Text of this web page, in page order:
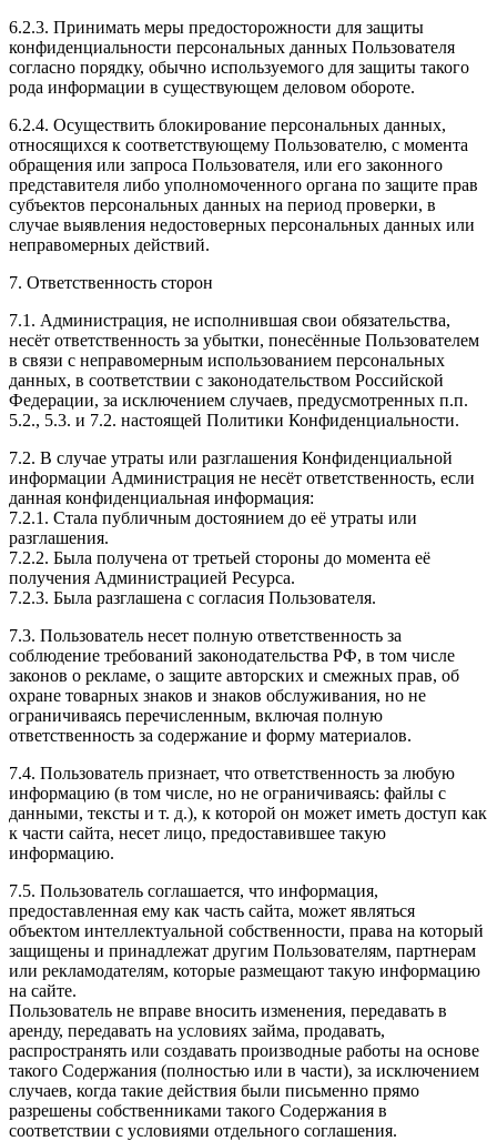
6.2.3. Принимать меры предосторожности для защиты
конфиденциальности персональных данных Пользователя
согласно порядку, обычно используемого для защиты такого
рода информации в существующем деловом обороте.
6.2.4. Осуществить блокирование персональных данных,
относящихся к соответствующему Пользователю, с момента
обращения или запроса Пользователя, или его законного
представителя либо уполномоченного органа по защите прав
субъектов персональных данных на период проверки, в
случае выявления недостоверных персональных данных или
неправомерных действий.
7. Ответственность сторон
7.1. Администрация, не исполнившая свои обязательства,
несёт ответственность за убытки, понесённые Пользователем
в связи с неправомерным использованием персональных
данных, в соответствии с законодательством Российской
Федерации, за исключением случаев, предусмотренных п.п.
5.2., 5.3. и 7.2. настоящей Политики Конфиденциальности.
7.2. В случае утраты или разглашения Конфиденциальной
информации Администрация не несёт ответственность, если
данная конфиденциальная информация:
7.2.1. Стала публичным достоянием до её утраты или
разглашения.
7.2.2. Была получена от третьей стороны до момента её
получения Администрацией Ресурса.
7.2.3. Была разглашена с согласия Пользователя.
7.3. Пользователь несет полную ответственность за
соблюдение требований законодательства РФ, в том числе
законов о рекламе, о защите авторских и смежных прав, об
охране товарных знаков и знаков обслуживания, но не
ограничиваясь перечисленным, включая полную
ответственность за содержание и форму материалов.
7.4. Пользователь признает, что ответственность за любую
информацию (в том числе, но не ограничиваясь: файлы с
данными, тексты и т. д.), к которой он может иметь доступ как
к части сайта, несет лицо, предоставившее такую
информацию.
7.5. Пользователь соглашается, что информация,
предоставленная ему как часть сайта, может являться
объектом интеллектуальной собственности, права на который
защищены и принадлежат другим Пользователям, партнерам
или рекламодателям, которые размещают такую информацию
на сайте.
Пользователь не вправе вносить изменения, передавать в
аренду, передавать на условиях займа, продавать,
распространять или создавать производные работы на основе
такого Содержания (полностью или в части), за исключением
случаев, когда такие действия были письменно прямо
разрешены собственниками такого Содержания в
соответствии с условиями отдельного соглашения.